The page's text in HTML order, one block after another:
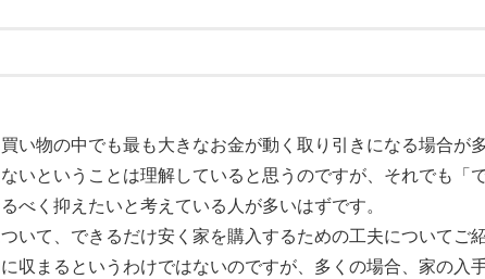
い物の中でも最も大きなお金が動く取り引きになる場合が
いということは理解していると思うのですが、それでも「
べく抑えたいと考えている人が多いはずです。
いて、できるだけ安く家を購入するための工夫についてご
収まるというわけではないのですが、多くの場合、家の入